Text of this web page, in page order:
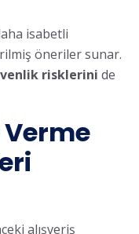
isabetli
öneriler sunar.
risklerini de
alışveriş